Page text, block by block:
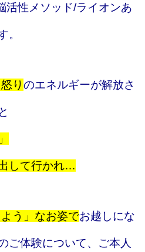
活性メソッド/ライオンあ
。
りのエネルギーが解放さ
して行かれ…
よう」なお姿でお越しにな
ご体験について、ご本人